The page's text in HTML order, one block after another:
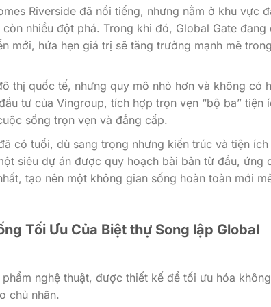
Riverside đã nổi tiếng, nhưng nằm ở khu vực
nhiều đột phá. Trong khi đó, Global Gate đang
mới, hứa hẹn giá trị sẽ tăng trưởng mạnh mẽ trong
thị quốc tế, nhưng quy mô nhỏ hơn và không có
tư của Vingroup, tích hợp trọn vẹn “bộ ba” tiện
sống trọn vẹn và đẳng cấp.
có tuổi, dù sang trọng nhưng kiến trúc và tiện ích
siêu dự án được quy hoạch bài bản từ đầu, ứng
tạo nên một không gian sống hoàn toàn mới
Tối Ưu Của Biệt thự Song lập Global
nghệ thuật, được thiết kế để tối ưu hóa không
chủ nhân.